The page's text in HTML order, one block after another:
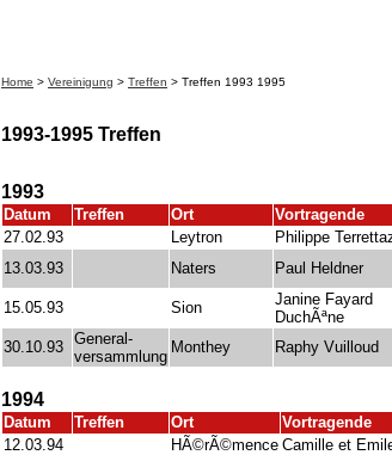
Home > Vereinigung > Treffen > Treffen 1993 1995
1993-1995 Treffen
1993
Datum Treffen Ort Vortragende
27.02.93
Leytron Philippe
13.03.93
Naters Paul Heldner
15.05.93
Sion
Janine Fayard
DuchÃªne
30.10.93 General-
versammlung
Monthey Raphy Vuilloud
1994
Datum Treffen Ort Vortragende
12.03.94
HÃ©rÃ©mence Camille et